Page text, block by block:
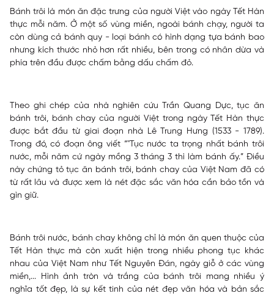
Bánh trôi là món ăn đặc trưng của người Việt vào ngày Tết Hàn
thực mỗi năm. Ở một số vùng miền, ngoài bánh chạy, người ta
còn dùng cả bánh quy - loại bánh có hình dạng tựa bánh bao
nhưng kích thước nhỏ hơn rất nhiều, bên trong có nhân dừa và
phía trên đầu được chấm bằng dấu chấm đỏ.
Theo ghi chép của nhà nghiên cứu Trần Quang Dực, tục ăn
bánh trôi, bánh chay của người Việt trong ngày Tết Hàn thực
được bắt đầu từ giai đoạn nhà Lê Trung Hưng (1533 - 1789).
Trong đó, có đoạn ông viết “"Tục nước ta trọng nhất bánh trôi
nước, mỗi năm cứ ngày mồng 3 tháng 3 thì làm bánh ấy.” Điều
này chứng tỏ tục ăn bánh trôi, bánh chay của Việt Nam đã có
từ rất lâu và được xem là nét đặc sắc văn hóa cần bảo tồn và
gìn giữ.
Bánh trôi nước, bánh chay không chỉ là món ăn quen thuộc của
Tết Hàn thực mà còn xuất hiện trong nhiều phong tục khác
nhau của Việt Nam như Tết Nguyên Đán, ngày giỗ ở các vùng
miền,... Hình ảnh tròn và trắng của bánh trôi mang nhiều ý
nghĩa tốt đẹp, là sự kết tinh của nét đẹp văn hóa và bản sắc